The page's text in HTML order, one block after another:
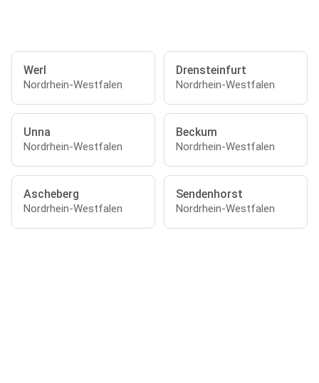
Werl
Nordrhein-Westfalen
Drensteinfurt
Nordrhein-Westfalen
Unna
Nordrhein-Westfalen
Beckum
Nordrhein-Westfalen
Ascheberg
Nordrhein-Westfalen
Sendenhorst
Nordrhein-Westfalen